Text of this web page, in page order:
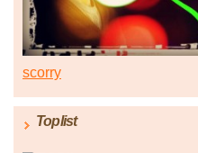
scorry
Toplist